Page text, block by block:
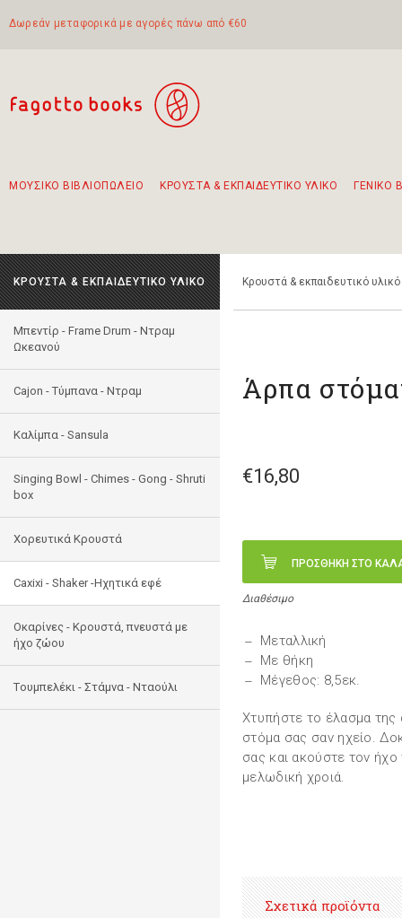
Δωρεάν μεταφορικά με αγορές πάνω από €60
ΜΟΥΣΙΚΟ ΒΙΒΛΙΟΠΩΛΕΙΟ ΚΡΟΥΣΤΑ & ΕΚΠΑΙΔΕΥΤΙΚΟ ΥΛΙΚΟ ΓΕΝΙΚΟ
ΚΡΟΥΣΤΑ & ΕΚΠΑΙΔΕΥΤΙΚΟ ΥΛΙΚΟ
Μπεντίρ - Frame Drum - Ντραμ
Ωκεανού
Cajon - Τύμπανα - Ντραμ
Καλίμπα - Sansula
Singing Bowl - Chimes - Gong - Shruti
box
Χορευτικά Κρουστά
Caxixi - Shaker -Ηχητικά εφέ
Οκαρίνες - Κρουστά, πνευστά με
ήχο ζώου
Tουμπελέκι - Στάμνα - Νταούλι
Κρουστά & εκπαιδευτικό υλικό
Άρπα
€16,80
ΠΡΟΣΘΗΚΗ ΣΤΟ
Διαθέσιμο
Μεταλλική
Με θήκη
Μέγεθος: 8,5εκ.
Χτυπήστε το έλασμα της
στόμα σας σαν ηχείο.
σας και ακούστε τον ήχο
μελωδική χροιά.
Σχετικά προϊόντα